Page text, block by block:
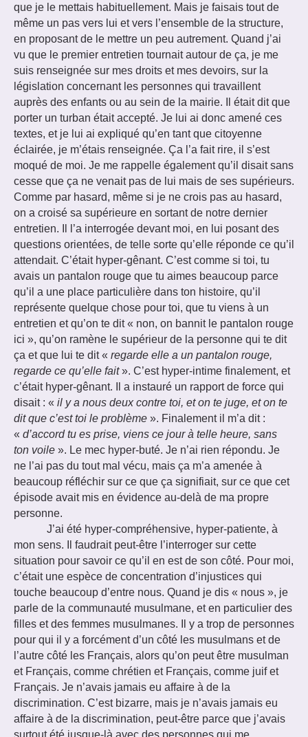
que je le mettais habituellement. Mais je faisais tout de
même un pas vers lui et vers l’ensemble de la structure,
en proposant de le mettre un peu autrement. Quand j’ai
vu que le premier entretien tournait autour de ça, je me
suis renseignée sur mes droits et mes devoirs, sur la
législation concernant les personnes qui travaillent
auprès des enfants ou au sein de la mairie. Il était dit que
porter un turban était accepté. Je lui ai donc amené ces
textes, et je lui ai expliqué qu’en tant que citoyenne
éclairée, je m’étais renseignée. Ça l’a fait rire, il s’est
moqué de moi. Je me rappelle également qu’il disait sans
cesse que ça ne venait pas de lui mais de ses supérieurs.
Comme par hasard, même si je ne crois pas au hasard,
on a croisé sa supérieure en sortant de notre dernier
entretien. Il l’a interrogée devant moi, en lui posant des
questions orientées, de telle sorte qu’elle réponde ce qu’il
attendait. C’était hyper-gênant. C’est comme si toi, tu
avais un pantalon rouge que tu aimes beaucoup parce
qu’il a une place particulière dans ton histoire, qu’il
représente quelque chose pour toi, que tu viens à un
entretien et qu’on te dit « non, on bannit le pantalon rouge
ici », qu’on ramène le supérieur de la personne qui te dit
ça et que lui te dit « regarde elle a un pantalon rouge,
regarde ce qu’elle fait». C’est hyper-intime finalement, et
c’était hyper-gênant. Il a instauré un rapport de force qui
disait : « il y a nous deux contre toi, et on te juge, et on te
dit que c’est toi le problème ». Finalement il m’a dit :
« d’accord tu es prise, viens ce jour à telle heure, sans
ton voile ». Le mec hyper-buté. Je n’ai rien répondu. Je
ne l’ai pas du tout mal vécu, mais ça m’a amenée à
beaucoup réfléchir sur ce que ça signifiait, sur ce que cet
épisode avait mis en évidence au-delà de ma propre
personne.
J’ai été hyper-compréhensive, hyper-patiente, à
mon sens. Il faudrait peut-être l’interroger sur cette
situation pour savoir ce qu’il en est de son côté. Pour moi,
c’était une espèce de concentration d’injustices qui
touche beaucoup d’entre nous. Quand je dis « nous », je
parle de la communauté musulmane, et en particulier des
filles et des femmes musulmanes. Il y a trop de personnes
pour qui il y a forcément d’un côté les musulmans et de
l’autre côté les Français, alors qu’on peut être musulman
et Français, comme chrétien et Français, comme juif et
Français. Je n’avais jamais eu affaire à de la
discrimination. C’est bizarre, mais je n’avais jamais eu
affaire à de la discrimination, peut-être parce que j’avais
surtout été jusque-là avec des personnes qui me